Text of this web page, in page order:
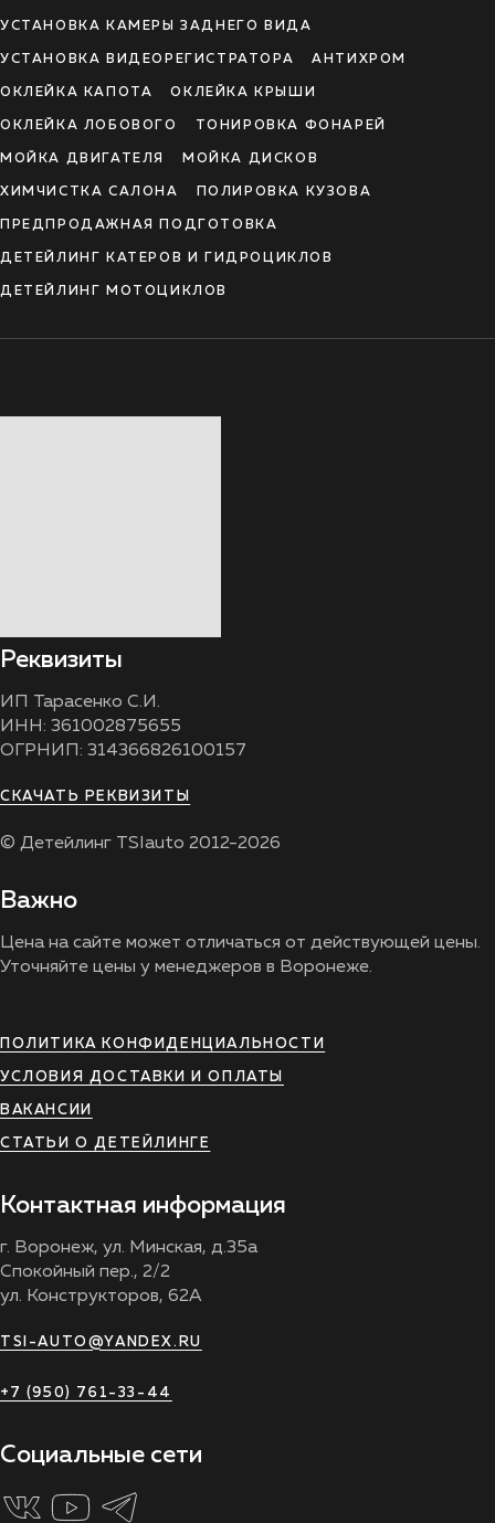
УСТАНОВКА КАМЕРЫ ЗАДНЕГО ВИДА
УСТАНОВКА ВИДЕОРЕГИСТРАТОРА АНТИХРОМ
ОКЛЕЙКА КАПОТА ОКЛЕЙКА КРЫШИ
ОКЛЕЙКА ЛОБОВОГО ТОНИРОВКА ФОНАРЕЙ
МОЙКА ДВИГАТЕЛЯ МОЙКА ДИСКОВ
ХИМЧИСТКА САЛОНА ПОЛИРОВКА КУЗОВА
ПРЕДПРОДАЖНАЯ ПОДГОТОВКА
ДЕТЕЙЛИНГ КАТЕРОВ И ГИДРОЦИКЛОВ
ДЕТЕЙЛИНГ МОТОЦИКЛОВ
Реквизиты
ИП Тарасенко С.И.
ИНН: 361002875655
ОГРНИП: 314366826100157
СКАЧАТЬ РЕКВИЗИТЫ
© Детейлинг TSIauto 2012-2026
Важно
Цена на сайте может отличаться от действующей цены.
Уточняйте цены у менеджеров в Воронеже.
ПОЛИТИКА КОНФИДЕНЦИАЛЬНОСТИ
УСЛОВИЯ ДОСТАВКИ И ОПЛАТЫ
ВАКАНСИИ
СТАТЬИ О ДЕТЕЙЛИНГЕ
Контактная информация
г. Воронеж, ул. Минская, д.35а
Спокойный пер., 2/2
ул. Конструкторов, 62А
TSI-AUTO@YANDEX.RU
+7 (950) 761-33-44
Социальные сети